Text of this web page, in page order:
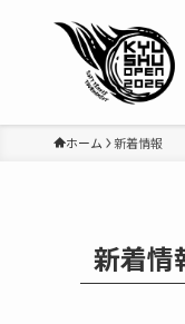
ホーム 新着情報
新着情